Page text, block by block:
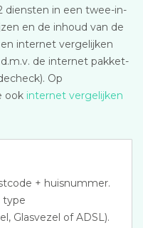
diensten in een twee-in-
en de inhoud van de
internet vergelijken
de internet pakket-
Op
ook internet vergelijken
+ huisnummer.
type
Glasvezel of ADSL).